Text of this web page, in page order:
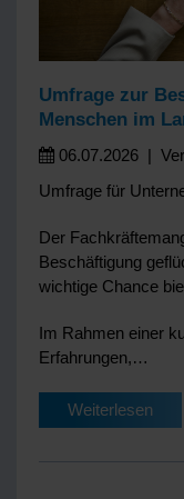
Umfrage zur
Menschen im
06.07.2026 |
Umfrage für
Der
Beschäftigung
wichtige Chance
Im Rahmen einer
Erfahrungen,…
Weiterlesen